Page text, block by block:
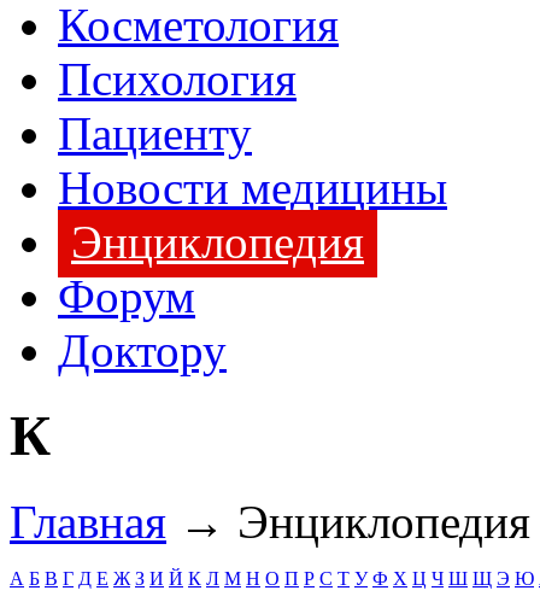
Косметология
Психология
Пациенту
Новости медицины
Энциклопедия
Форум
Доктору
К
Главная →
А Б В Г Д Е Ж З И Й К Л М Н О П Р С Т У Ф Х Ц Ч Ш Щ Э Ю